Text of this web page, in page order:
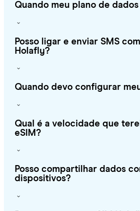
Quando meu plano de
Posso ligar e enviar SMS
Holafly?
Quando devo configurar
Qual é a velocidade que
eSIM?
Posso compartilhar dados
dispositivos?